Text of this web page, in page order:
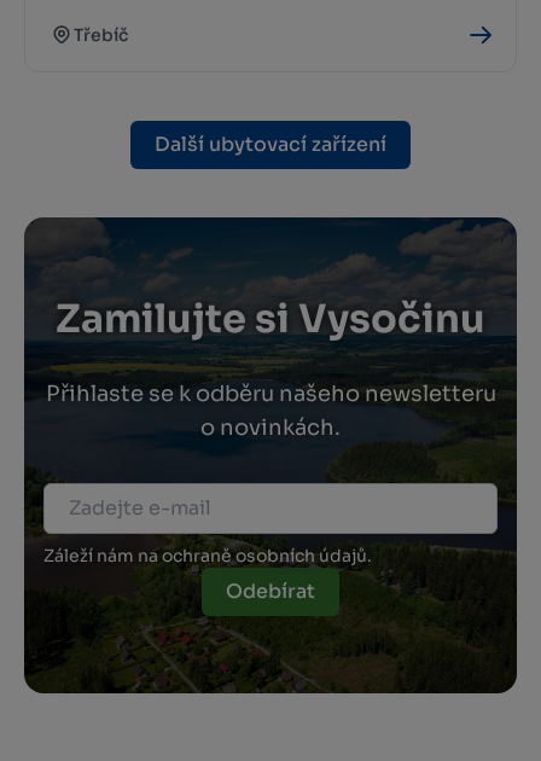
Třebíč
Další ubytovací zařízení
Zamilujte si Vysočinu
Přihlaste se k odběru našeho newsletteru
o novinkách.
Záleží nám na ochraně osobních údajů.
Odebírat